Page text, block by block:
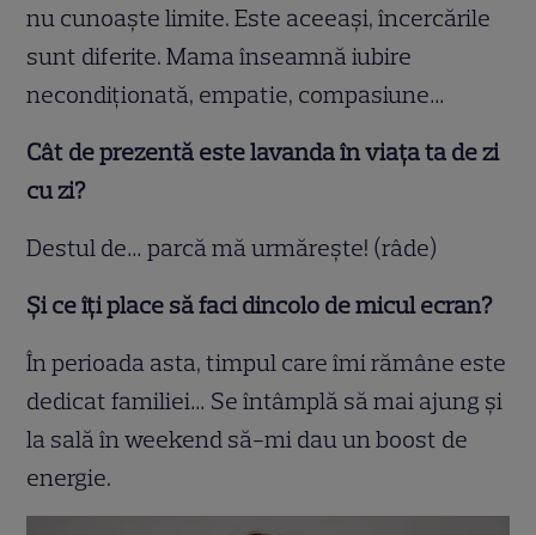
nu cunoaşte limite. Este aceeaşi, încercările
sunt diferite. Mama înseamnă iubire
necondiţionată, empatie, compasiune…
Cât de prezentă este lavanda în viața ta de zi
cu zi?
Destul de… parcă mă urmăreşte! (râde)
Și ce îți place să faci dincolo de micul ecran?
În perioada asta, timpul care îmi rămâne este
dedicat familiei… Se întâmplă să mai ajung şi
la sală în weekend să-mi dau un boost de
energie.